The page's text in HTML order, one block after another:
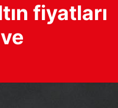
fiyatları